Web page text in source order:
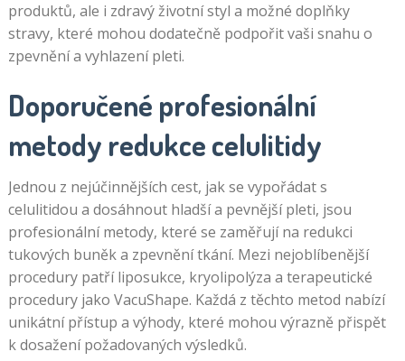
produktů, ale i zdravý životní styl a možné doplňky
stravy, které mohou dodatečně podpořit vaši snahu o
zpevnění a vyhlazení pleti.
Doporučené profesionální
metody redukce celulitidy
Jednou z nejúčinnějších cest, jak se vypořádat s
celulitidou a dosáhnout hladší a pevnější pleti, jsou
profesionální metody, které se zaměřují na redukci
tukových buněk a zpevnění tkání. Mezi nejoblíbenější
procedury patří liposukce, kryolipolýza a terapeutické
procedury jako VacuShape. Každá z těchto metod nabízí
unikátní přístup a výhody, které mohou výrazně přispět
k dosažení požadovaných výsledků.